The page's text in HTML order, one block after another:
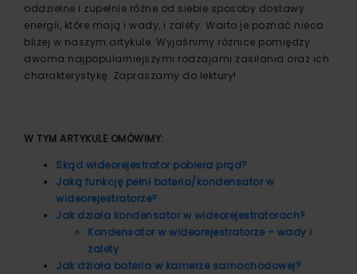
oddzielne i zupełnie różne od siebie sposoby dostawy
energii, które mają i wady, i zalety. Warto je poznać nieco
bliżej w naszym artykule. Wyjaśnimy różnice pomiędzy
dwoma najpopularniejszymi rodzajami zasilania oraz ich
charakterystykę. Zapraszamy do lektury!
W TYM ARTYKULE OMÓWIMY:
Skąd wideorejestrator pobiera prąd?
Jaką funkcję pełni bateria/kondensator w
wideorejestratorze?
Jak działa kondensator w wideorejestratorach?
Kondensator w wideorejestratorze – wady i
zalety
Jak działa bateria w kamerze samochodowej?